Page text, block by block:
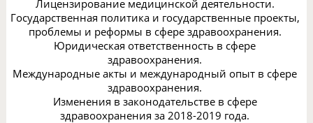
Лицензирование медицинской деятельности.
Государственная политика и государственные проекты,
проблемы и реформы в сфере здравоохранения.
Юридическая ответственность в сфере
здравоохранения.
Международные акты и международный опыт в сфере
здравоохранения.
Изменения в законодательстве в сфере
здравоохранения за 2018-2019 года.